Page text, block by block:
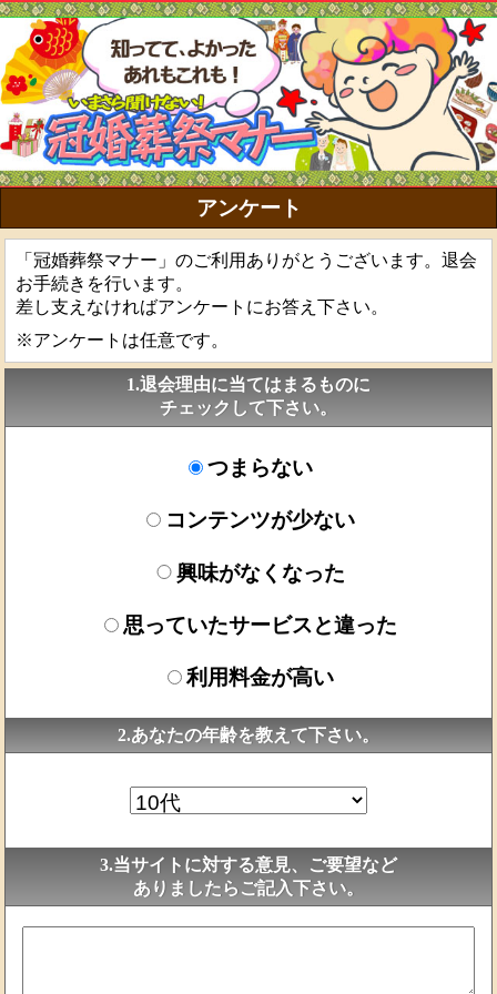
アンケート
「冠婚葬祭マナー」のご利用ありがとうございます。退会
お手続きを行います。
差し支えなければアンケートにお答え下さい。
※アンケートは任意です。
1.退会理由に当てはまるものに
チェックして下さい。
つまらない
コンテンツが少ない
興味がなくなった
思っていたサービスと違った
利用料金が高い
2.あなたの年齢を教えて下さい。
3.当サイトに対する意見、ご要望など
ありましたらご記入下さい。